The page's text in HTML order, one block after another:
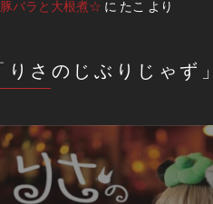
バラと大根煮☆ に たこ より
りさのじぶりじゃず」